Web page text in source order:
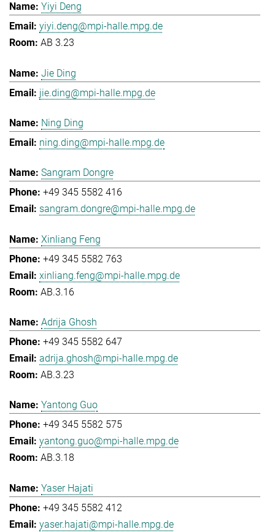
Yiyi Deng
yiyi.deng@mpi-halle.mpg.de
AB 3.23
Jie Ding
jie.ding@mpi-halle.mpg.de
Ning Ding
ning.ding@mpi-halle.mpg.de
Sangram Dongre
+49 345 5582 416
sangram.dongre@mpi-halle.mpg.de
Xinliang Feng
+49 345 5582 763
xinliang.feng@mpi-halle.mpg.de
AB.3.16
Adrija Ghosh
+49 345 5582 647
adrija.ghosh@mpi-halle.mpg.de
AB.3.23
Yantong Guo
+49 345 5582 575
yantong.guo@mpi-halle.mpg.de
AB.3.18
Yaser Hajati
+49 345 5582 412
yaser.hajati@mpi-halle.mpg.de